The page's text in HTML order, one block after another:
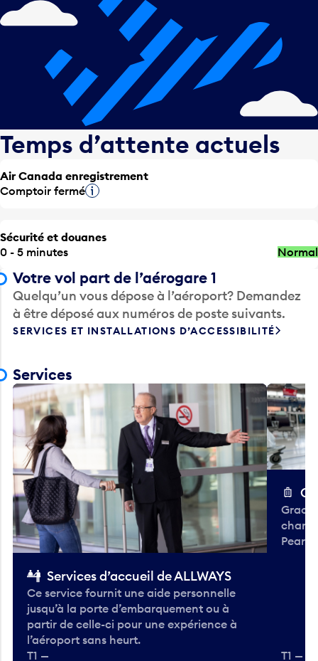
Temps d’attente actuels
Air Canada enregistrement
Comptoir ferméInfobulle
0 - 5 minutes
Votre vol part de l’aérogare 1
Quelqu’un vous dépose à l’aéroport? Demandez
à être déposé aux numéros de poste suivants.
SERVICES ET INSTALLATIONS D’ACCESSIBILITÉ
Ce service fournit une aide personnelle
jusqu’à la porte d’embarquement ou à
partir de celle-ci pour une expérience à
l’aéroport sans heurt.
T1 —